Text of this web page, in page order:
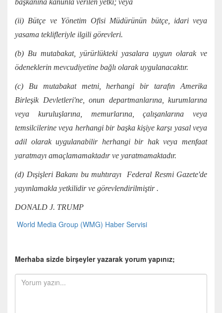
başkanına kanunla verilen yetki; veya
(ii) Bütçe ve Yönetim Ofisi Müdürünün bütçe, idari veya
yasama teklifleriyle ilgili görevleri.
(b) Bu mutabakat, yürürlükteki yasalara uygun olarak ve
ödeneklerin mevcudiyetine bağlı olarak uygulanacaktır.
(c) Bu mutabakat metni, herhangi bir tarafın Amerika
Birleşik Devletleri'ne, onun departmanlarına, kurumlarına
veya kuruluşlarına, memurlarına, çalışanlarına veya
temsilcilerine veya herhangi bir başka kişiye karşı yasal veya
adil olarak uygulanabilir herhangi bir hak veya menfaat
yaratmayı amaçlamamaktadır ve yaratmamaktadır.
(d) Dışişleri Bakanı bu muhtırayı Federal Resmi Gazete'de
yayınlamakla yetkilidir ve görevlendirilmiştir .
DONALD J. TRUMP
World Media Group (WMG) Haber Servisi
Merhaba sizde birşeyler yazarak yorum yapınız;